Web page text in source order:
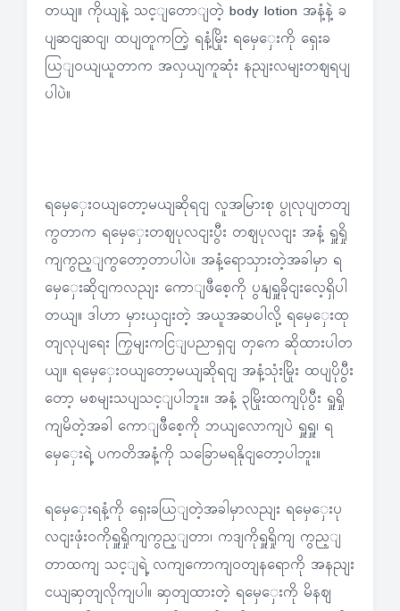
တယျ။ ကိုယျနဲ့ သင့ျတောျတဲ့ body lotion အနံ့နဲ့ ခ
ပျဆငျဆငျ၊ ထပျတူကတြဲ့ ရနံ့မြိုး ရမှေှေးကို ရှေးခ
ယြျဝယျယူတာက အလှယျကူဆုံး နညျးလမျးတဈရပျ
ပါပဲ။
ရမှေှေးဝယျတော့မယျဆိုရငျ လူအမြားစု ပွုလုပျတတျ
ကွတာက ရမှေှေးတဈပုလငျးပွီး တဈပုလငျး အနံ့ ရှူရှို
ကျကွည့ျကွတော့တာပါပဲ။ အနံ့ရောသှားတဲ့အခါမှာ ရ
မှေှေးဆိုငျကလညျး ကောျဖီစေ့ကို ပွနျရှူခိုငျးလေ့ရှိပါ
တယျ။ ဒါဟာ မှားယှငျးတဲ့ အယူအဆပါလို့ ရမှေှေးထု
တျလုပျရေး ကြှမျးကငြျပညာရှငျ တှကေ ဆိုထားပါတ
ယျ။ ရမှေှေးဝယျတော့မယျဆိုရငျ အနံ့သုံးမြိုး ထပျပိုပွီး
တော့ မစမျးသပျသင့ျပါဘူး။ အနံ့ ၃မြိုးထကျပိုပွီး ရှူရှို
ကျမိတဲ့အခါ ကောျဖီစေ့ကို ဘယျလောကျပဲ ရှူရှူ၊ ရ
မှေှေးရဲ့ ပကတိအနံ့ကို သခြောမရနိုငျတော့ပါဘူး။
ရမှေှေးရနံ့ကို ရှေးခယြျတဲ့အခါမှာလညျး ရမှေှေးပု
လငျးဖုံးဝကိုရှူရှိုကျကွည့ျတာ၊ ကဒျကိုရှူရှိုကျ ကွည့ျ
တာထကျ သင့ျရဲ့ လကျကောကျဝတျနရောကို အနညျး
ငယျဆှတျလိုကျပါ။ ဆှတျထားတဲ့ ရမှေှေးကို မိနဈ